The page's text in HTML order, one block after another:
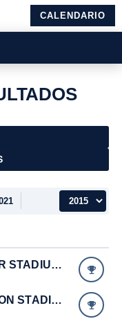
CALENDARIO
100 X 100 SWIM MASTER STADIUM CASABLANCA (FEDERADOS F.A.N.)
100 X 100 SWIM TRIATLON STADIUM CASABLANCA (FEDERADOS FATRI)